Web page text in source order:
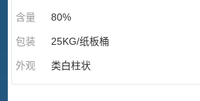
含量 80%
包装 25KG/纸板桶
外观 类白柱状